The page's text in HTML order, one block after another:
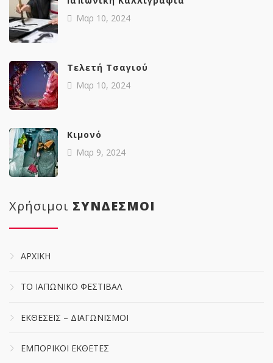
Μαρ 10, 2024
Tελετή Τσαγιού
Μαρ 10, 2024
Κιμονό
Μαρ 9, 2024
Χρήσιμοι ΣΥΝΔΕΣΜΟΙ
ΑΡΧΙΚΗ
ΤΟ ΙΑΠΩΝΙΚΟ ΦΕΣΤΙΒΑΛ
ΕΚΘΕΣΕΙΣ – ΔΙΑΓΩΝΙΣΜΟΙ
ΕΜΠΟΡΙΚΟΙ ΕΚΘΕΤΕΣ